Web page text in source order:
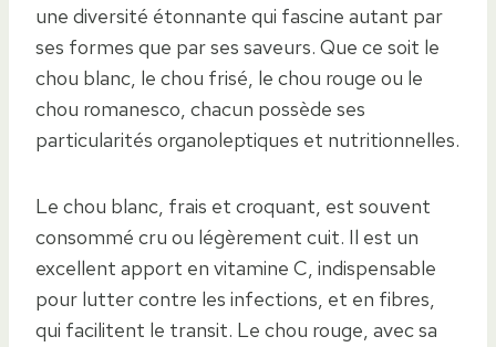
une diversité étonnante qui fascine autant par
ses formes que par ses saveurs. Que ce soit le
chou blanc, le chou frisé, le chou rouge ou le
chou romanesco, chacun possède ses
particularités organoleptiques et nutritionnelles.
Le chou blanc, frais et croquant, est souvent
consommé cru ou légèrement cuit. Il est un
excellent apport en vitamine C, indispensable
pour lutter contre les infections, et en fibres,
qui facilitent le transit. Le chou rouge, avec sa